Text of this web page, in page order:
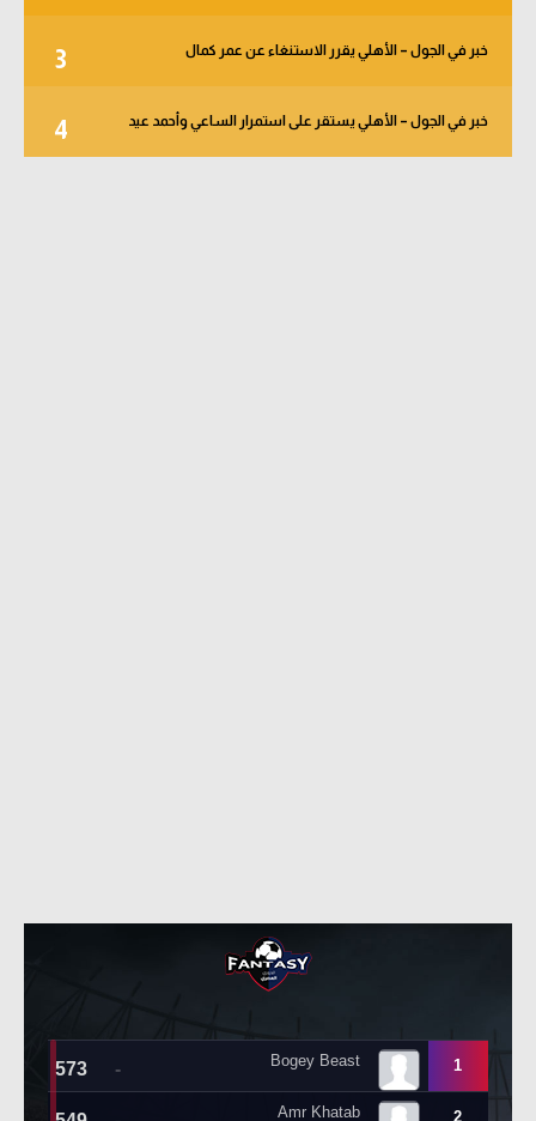
3 خبر في الجول – الأهلي يقرر الاستنغاء عن عمر كمال
4 خبر في الجول – الأهلي يستقر على استمرار الساعي وأحمد عيد